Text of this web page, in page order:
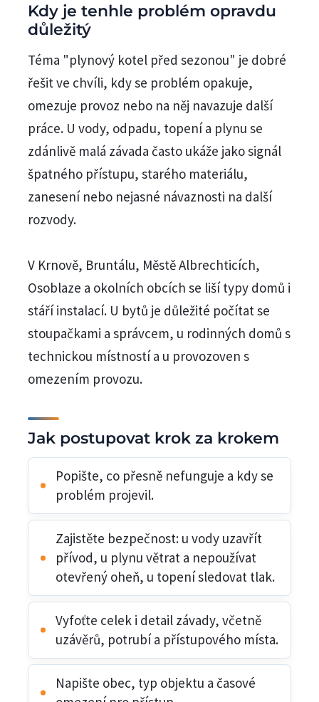
Kdy je tenhle problém opravdu
důležitý
Téma "plynový kotel před sezonou" je dobré
řešit ve chvíli, kdy se problém opakuje,
omezuje provoz nebo na něj navazuje další
práce. U vody, odpadu, topení a plynu se
zdánlivě malá závada často ukáže jako signál
špatného přístupu, starého materiálu,
zanesení nebo nejasné návaznosti na další
rozvody.
V Krnově, Bruntálu, Městě Albrechticích,
Osoblaze a okolních obcích se liší typy domů i
stáří instalací. U bytů je důležité počítat se
stoupačkami a správcem, u rodinných domů s
technickou místností a u provozoven s
omezením provozu.
Jak postupovat krok za krokem
Popište, co přesně nefunguje a kdy se
problém projevil.
Zajistěte bezpečnost: u vody uzavřít
přívod, u plynu větrat a nepoužívat
otevřený oheň, u topení sledovat tlak.
Vyfoťte celek i detail závady, včetně
uzávěrů, potrubí a přístupového místa.
Napište obec, typ objektu a časové